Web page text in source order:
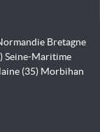
Bretagne
Seine-Maritime
(35) Morbihan